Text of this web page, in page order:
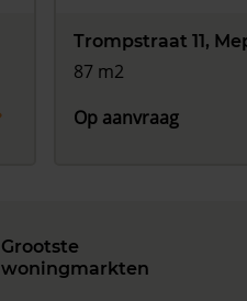
Trompstraat 11,
87 m2
Op aanvraag
Grootste
woningmarkten